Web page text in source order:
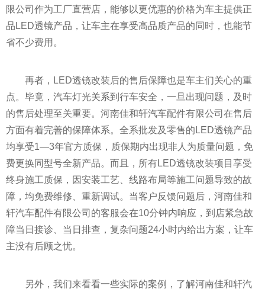
限公司作为工厂直营店，能够以更优惠的价格为车主提供正
品LED透镜产品，让车主在享受高品质产品的同时，也能节
省不少费用。
再者，LED透镜改装后的售后保障也是车主们关心的重
点。毕竟，汽车灯光关系到行车安全，一旦出现问题，及时
的售后处理至关重要。河南佳和轩汽车配件有限公司在售后
方面有着完善的保障体系。全系批发及零售的LED透镜产品
均享受1—3年官方质保，质保期内出现非人为质量问题，免
费更换同型号全新产品。而且，所有LED透镜改装项目享受
终身施工质保，因安装工艺、线路布局等施工问题导致的故
障，均免费维修、重新调试。当客户反馈问题后，河南佳和
轩汽车配件有限公司的客服会在10分钟内响应，到店紧急故
障当日接诊、当日排查，复杂问题24小时内给出方案，让车
主没有后顾之忧。
另外，我们来看看一些实际的案例，了解河南佳和轩汽